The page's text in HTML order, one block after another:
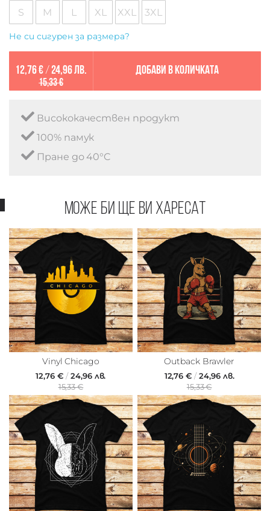
S M L XL XXL 3XL
Не си сигурен за размера?
12,76 €/ 24,96 лв.
15,33 €
Добави в количката
Висококачествен продукт
100% памук
Пране до 40°C
Може би ще ви харесат
Vinyl Chicago
12,76 € /24,96 лв.
15,33 €
Outback Brawler
12,76 €/24,96 лв.
15,33 €